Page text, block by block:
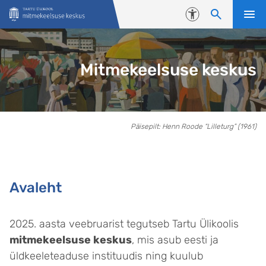
Liigu edasi põhisisu juurde
Juurdepääsetavus
Mitmekeelsuse keskus
Päisepilt: Henn Roode “Lilleturg” (1961)
Avaleht
2025. aasta veebruarist tegutseb Tartu Ülikoolis
mitmekeelsuse keskus, mis asub eesti ja
üldkeeleteaduse instituudis ning kuulub